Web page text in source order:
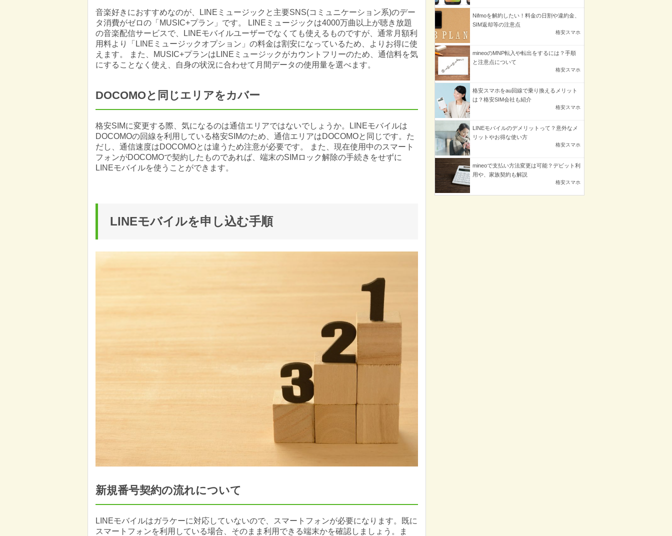
音楽好きにおすすめなのが、LINEミュージックと主要SNS(コミュニケーション系)のデー
タ消費がゼロの「MUSIC+プラン」です。 LINEミュージックは4000万曲以上が聴き放題
の音楽配信サービスで、LINEモバイルユーザーでなくても使えるものですが、通常月額利
用料より「LINEミュージックオプション」の料金は割安になっているため、よりお得に使
えます。 また、MUSIC+プランはLINEミュージックがカウントフリーのため、通信料を気
にすることなく使え、自身の状況に合わせて月間データの使用量を選べます。
DOCOMOと同じエリアをカバー
格安SIMに変更する際、気になるのは通信エリアではないでしょうか。LINEモバイルは
DOCOMOの回線を利用している格安SIMのため、通信エリアはDOCOMOと同じです。た
だし、通信速度はDOCOMOとは違うため注意が必要です。 また、現在使用中のスマート
フォンがDOCOMOで契約したものであれば、端末のSIMロック解除の手続きをせずに
LINEモバイルを使うことができます。
LINEモバイルを申し込む手順
新規番号契約の流れについて
LINEモバイルはガラケーに対応していないので、スマートフォンが必要になります。既に
スマートフォンを利用している場合、そのまま利用できる端末かを確認しましょう。ま
Nifmoを解約したい！料金の日割や違約金、
SIM返却等の注意点
格安スマホ
mineoのMNP転入や転出をするには？手順
と注意点について
格安スマホ
格安スマホをau回線で乗り換えるメリット
は？格安SIM会社も紹介
格安スマホ
LINEモバイルのデメリットって？意外なメ
リットやお得な使い方
格安スマホ
mineoで支払い方法変更は可能？デビット利
用や、家族契約も解説
格安スマホ